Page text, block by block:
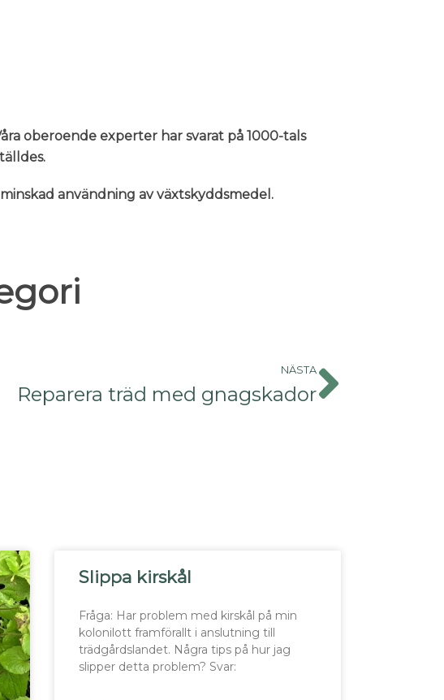
oberoende experter har svarat på 1000-tals
användning av växtskyddsmedel.
NÄSTA
Reparera träd med gnagskador
Slippa kirskål
Fråga: Har problem med kirskål på min
kolonilott framförallt i anslutning till
trädgårdslandet. Några tips på hur jag
slipper detta problem? Svar: